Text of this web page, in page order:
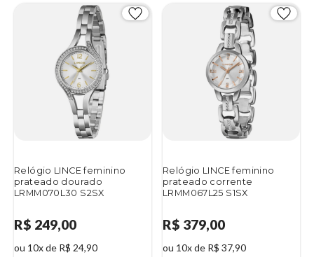
Relógio LINCE feminino
prateado dourado
LRMM070L30 S2SX
R$ 249,00
ou 10x de R$ 24,90
Relógio LINCE feminino
prateado corrente
LRMM067L25 S1SX
R$ 379,00
ou 10x de R$ 37,90